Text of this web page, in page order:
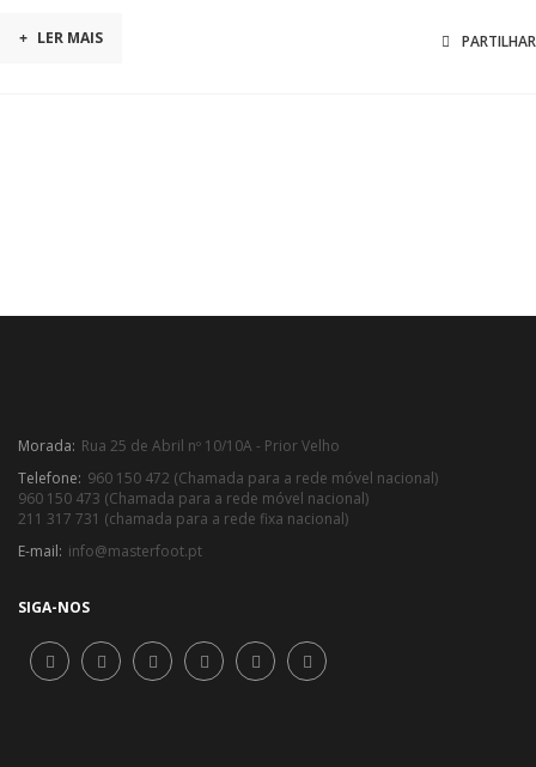
+ LER MAIS PARTILHAR
Morada: Rua 25 de Abril nº 10/10A - Prior Velho
Telefone: 960 150 472 (Chamada para a rede móvel nacional)
960 150 473 (Chamada para a rede móvel nacional)
211 317 731 (chamada para a rede fixa nacional)
E-mail: info@masterfoot.pt
SIGA-NOS